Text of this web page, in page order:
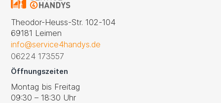
Theodor-Heuss-Str. 102-104
69181 Leimen
info@service4handys.de
06224 173557
Öffnungszeiten
Montag bis Freitag
09:30 – 18:30 Uhr